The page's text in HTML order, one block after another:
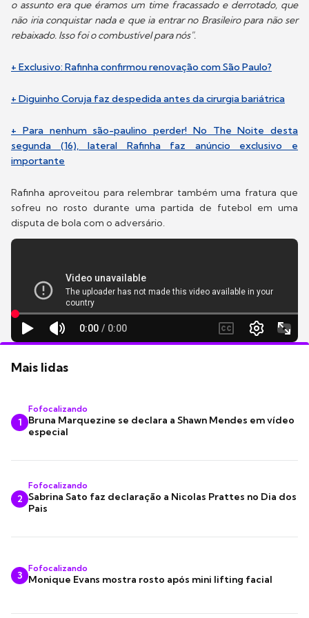
o assunto era que éramos um time fracassado e derrotado, que
não iria conquistar nada e que ia entrar no Brasileiro para não ser
rebaixado. Isso foi o combustível para nós".
+ Exclusivo: Rafinha confirmou renovação com São Paulo?
+ Diguinho Coruja faz despedida antes da cirurgia bariátrica
+ Para nenhum são-paulino perder! No The Noite desta
segunda (16), lateral Rafinha faz anúncio exclusivo e
importante
Rafinha aproveitou para relembrar também uma fratura que
sofreu no rosto durante uma partida de futebol em uma
disputa de bola com o adversário.
Mais lidas
1
Fofocalizando
Bruna Marquezine se declara a Shawn Mendes em vídeo
especial
2
Fofocalizando
Sabrina Sato faz declaração a Nicolas Prattes no Dia dos
Pais
3
Fofocalizando
Monique Evans mostra rosto após mini lifting facial